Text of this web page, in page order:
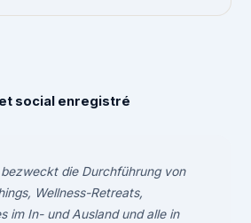
social enregistré
die Durchführung von
Wellness-Retreats,
im In- und Ausland und alle in